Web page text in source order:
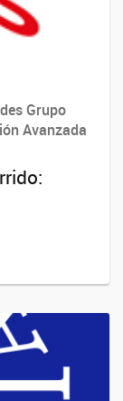
Grupo
Avanzada